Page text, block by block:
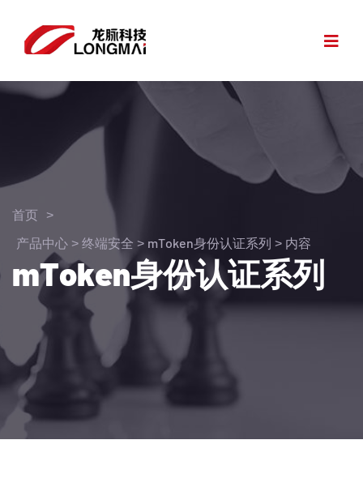
首页
>
产品中心 > 终端安全 > mToken身份认证系列 > 内容
mToken身份认证系列